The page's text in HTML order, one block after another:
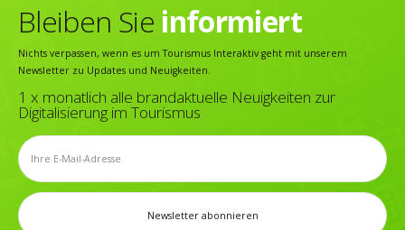
Bleiben Sie informiert
Nichts verpassen, wenn es um Tourismus Interaktiv geht mit unserem
Newsletter zu Updates und Neuigkeiten.
1 x monatlich alle brandaktuelle Neuigkeiten zur
Digitalisierung im Tourismus